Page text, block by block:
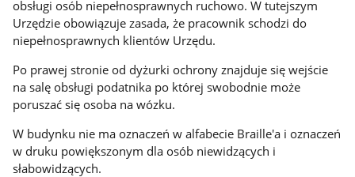
obsługi osób niepełnosprawnych ruchowo. W tutejszym
Urzędzie obowiązuje zasada, że pracownik schodzi do
niepełnosprawnych klientów Urzędu.
Po prawej stronie od dyżurki ochrony znajduje się wejście
na salę obsługi podatnika po której swobodnie może
poruszać się osoba na wózku.
W budynku nie ma oznaczeń w alfabecie Braille'a i oznaczeń
w druku powiększonym dla osób niewidzących i
słabowidzących.